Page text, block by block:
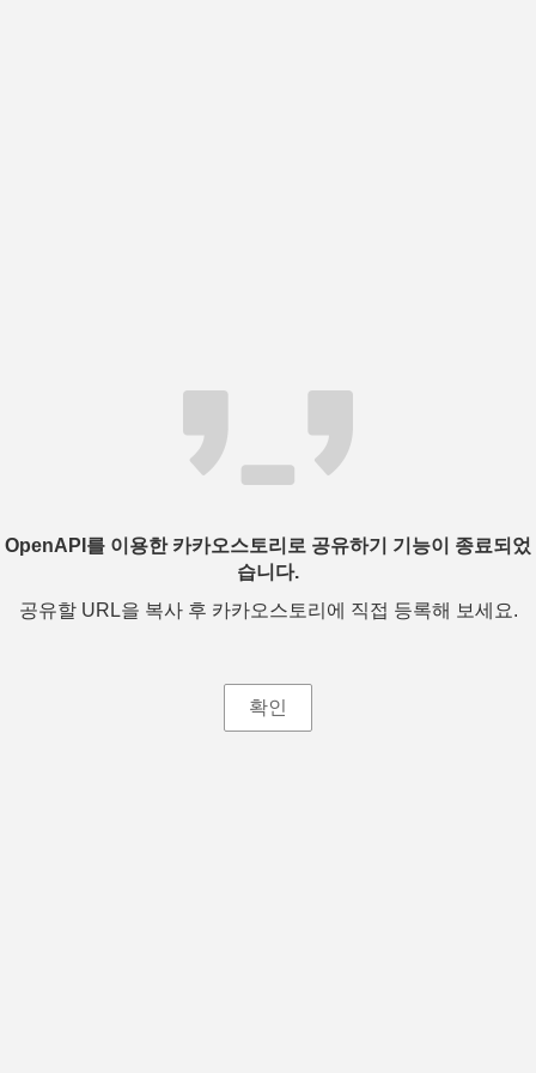
OpenAPI를 이용한 카카오스토리로 공유하기 기능이 종료되었
습니다.
공유할 URL을 복사 후 카카오스토리에 직접 등록해 보세요.
확인